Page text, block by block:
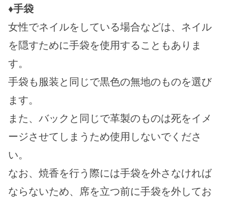
♦手袋
女性でネイルをしている場合などは、ネイル
を隠すために手袋を使用することもありま
す。
手袋も服装と同じで黒色の無地のものを選び
ます。
また、バックと同じで革製のものは死をイメ
ージさせてしまうため使用しないでくださ
い。
なお、焼香を行う際には手袋を外さなければ
ならないため、席を立つ前に手袋を外してお